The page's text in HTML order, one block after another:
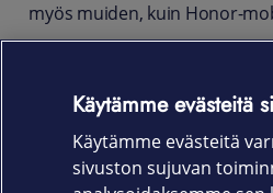
myös muiden, kuin Honor-
Tuotekoodi
5503ABCW
Käytämme evästeitä
Käytämme evästeitä
sivuston sujuvan